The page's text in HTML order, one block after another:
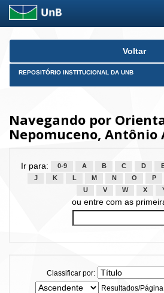
Skip
Voltar
REPOSITÓRIO INSTITUCIONAL DA UNB
Navegando por
Nepomuceno, Antônio
Ir para: 0-9 A B C D
J
K L M N O P
U
V W X
ou entre com as
Classificar por:
Resultados/Página